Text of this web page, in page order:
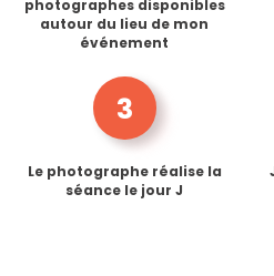
photographes disponibles
autour du lieu de mon
événement
3
Le photographe réalise la
séance le jour J